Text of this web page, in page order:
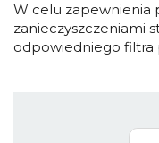
W celu zapewnienia
zanieczyszczeniami
odpowiedniego filtra